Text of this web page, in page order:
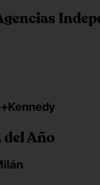
del Año